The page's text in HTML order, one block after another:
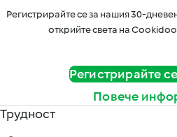
Регистрирайте се за нашия 30-
открийте света на
Регистрирайте
Повече
Трудност